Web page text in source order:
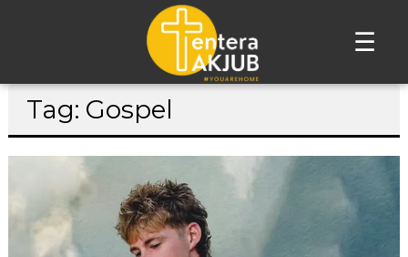
☰
Lompat
Tag: Gospel